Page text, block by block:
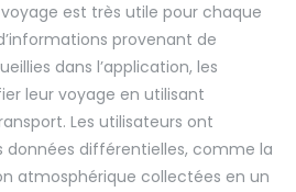
est très utile pour chaque
provenant de
dans l’application, les
leur voyage en utilisant
Les utilisateurs ont
différentielles, comme la
atmosphérique collectées en un